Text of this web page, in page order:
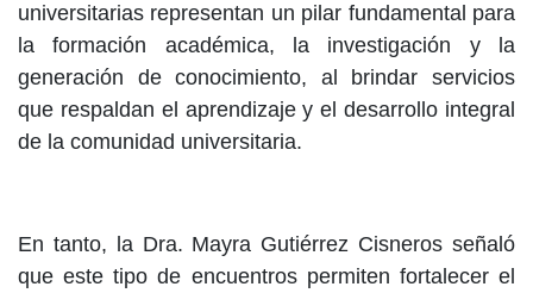
universitarias representan un pilar fundamental para
la formación académica, la investigación y la
generación de conocimiento, al brindar servicios
que respaldan el aprendizaje y el desarrollo integral
de la comunidad universitaria.
En tanto, la Dra. Mayra Gutiérrez Cisneros señaló
que este tipo de encuentros permiten fortalecer el